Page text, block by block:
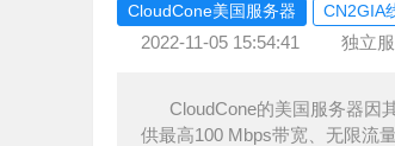
CloudCone美国服务器 CN2GIA
2022-11-05 15:54:41 独立
CloudCone的美国服务器因
供最高100 Mbps带宽、无限流